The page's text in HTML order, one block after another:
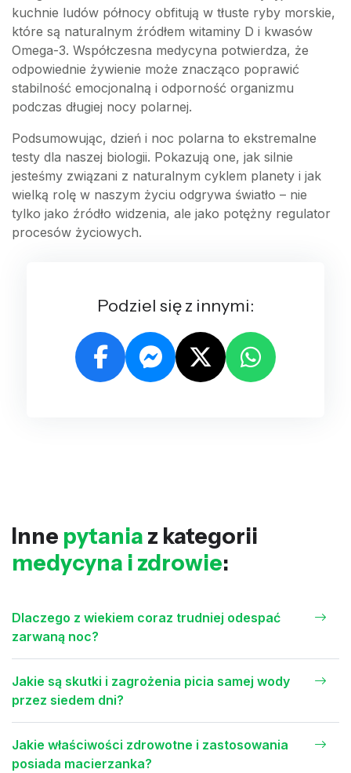
kuchnie ludów północy obfitują w tłuste ryby morskie,
które są naturalnym źródłem witaminy D i kwasów
Omega-3. Współczesna medycyna potwierdza, że
odpowiednie żywienie może znacząco poprawić
stabilność emocjonalną i odporność organizmu
podczas długiej nocy polarnej.
Podsumowując, dzień i noc polarna to ekstremalne
testy dla naszej biologii. Pokazują one, jak silnie
jesteśmy związani z naturalnym cyklem planety i jak
wielką rolę w naszym życiu odgrywa światło – nie
tylko jako źródło widzenia, ale jako potężny regulator
procesów życiowych.
Podziel się z innymi:
Inne pytania z kategorii
medycyna i zdrowie:
Dlaczego z wiekiem coraz trudniej odespać
zarwaną noc?
Jakie są skutki i zagrożenia picia samej wody
przez siedem dni?
Jakie właściwości zdrowotne i zastosowania
posiada macierzanka?